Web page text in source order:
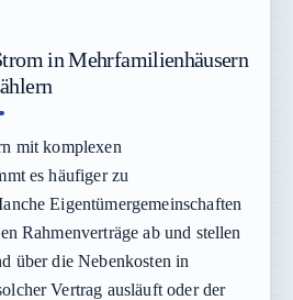
in Mehrfamilienhäusern
mit komplexen
es häufiger zu
Eigentümergemeinschaften
Rahmenverträge ab und stellen
über die Nebenkosten in
Vertrag ausläuft oder der